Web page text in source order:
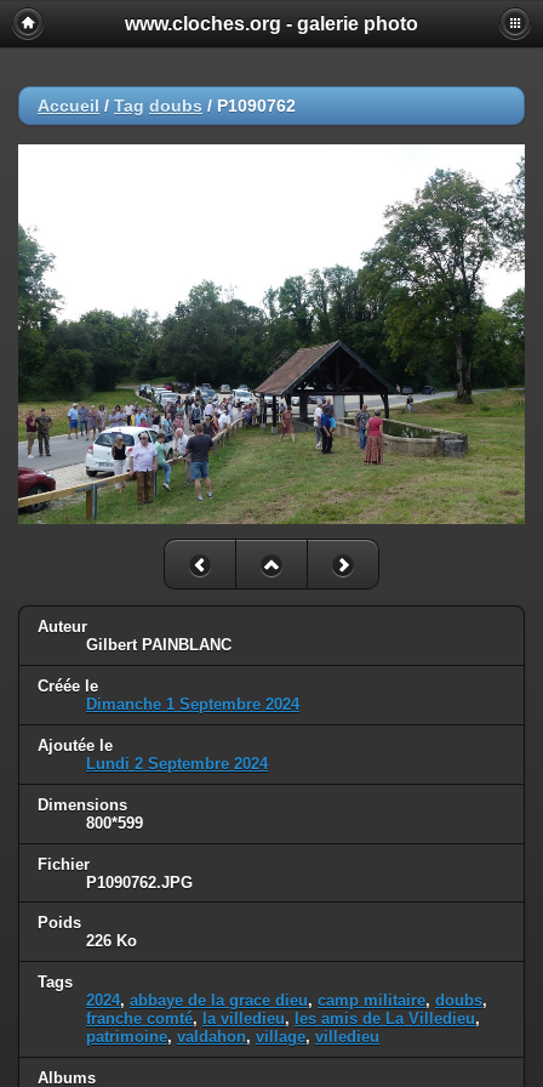
www.cloches.org - galerie photo
Accueil / Tag doubs / P1090762
Auteur
Gilbert PAINBLANC
Créée le
Dimanche 1 Septembre 2024
Ajoutée le
Lundi 2 Septembre 2024
Dimensions
800*599
Fichier
P1090762.JPG
Poids
226 Ko
Tags
2024, abbaye de la grace dieu, camp militaire, doubs,
franche comté, la villedieu, les amis de La Villedieu,
patrimoine, valdahon, village, villedieu
Albums